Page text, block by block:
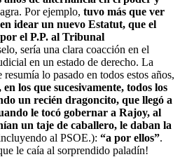
Por ejemplo, tuvo más que ver
idear un nuevo Estatut, que el
el P.P. al Tribunal
sería una clara coacción en el
en un estado de derecho. La
lo pasado en todos estos años,
los que sucesivamente, todos los
un recién dragoncito, que llegó a
le tocó gobernar a Rajoy, al
un taje de caballero, le daban la
al PSOE.): “a por ellos”.
le caía al sorprendido paladín!